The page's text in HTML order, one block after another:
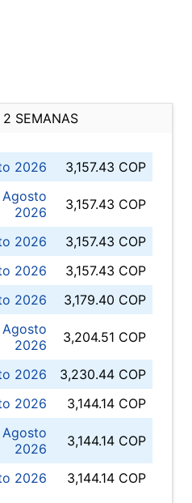
2 SEMANAS
2026
3,157.43 COP
2026
3,157.43 COP
2026
3,157.43 COP
2026
3,157.43 COP
2026
3,179.40 COP
2026
3,204.51 COP
2026
3,230.44 COP
2026
3,144.14 COP
2026
3,144.14 COP
2026 3,144.14 COP